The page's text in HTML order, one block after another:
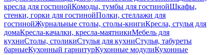
кресла для гостинойКомоды, тумбы для гостинойШкафы,
стенки, горки для гостинойПолки, стеллажи для
гостинойЖурнальные столы, столы-книгиКресла, стулья для
домаКресла-качалки, кресла-маятникиМебель для
кухниСтолы, столикиСтулья для кухниСтулья, табуреты
барныеКухонный гарнитурКухонные модулиКухонные